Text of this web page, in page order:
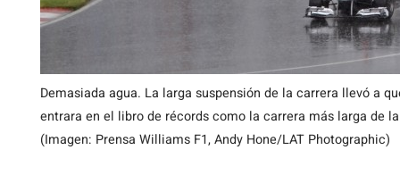
Demasiada agua. La larga suspensión de la carrera llevó a
entrara en el libro de récords como la carrera más larga de
(Imagen: Prensa Williams F1, Andy Hone/LAT Photographic)